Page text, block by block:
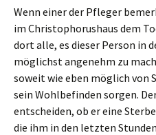
Wenn einer der Pfleger
im Christophorushaus dem
dort alle, es dieser Person in
möglichst angenehm zu
soweit wie eben möglich von
sein Wohlbefinden sorgen.
entscheiden, ob er eine
die ihm in den letzten